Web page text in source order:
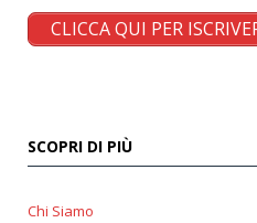
CLICCA QUI PER
SCOPRI DI PIÙ
Chi Siamo